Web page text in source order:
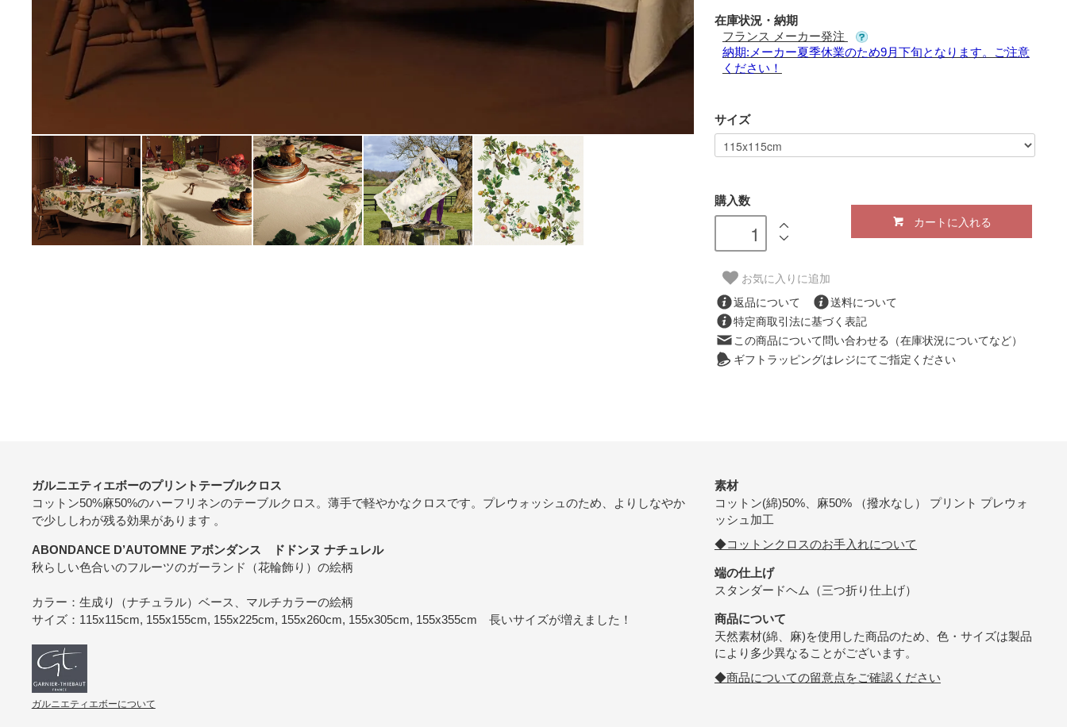
在庫状況・納期
フランス メーカー発注
納期:メーカー夏季休業のため9月下旬となります。ご注意
ください！
サイズ
購入数
カートに入れる
お気に入りに追加
返品について
送料について
特定商取引法に基づく表記
この商品について問い合わせる（在庫状況についてなど）
ギフトラッピングはレジにてご指定ください
ガルニエティエボーのプリントテーブルクロス
コットン50%麻50%のハーフリネンのテーブルクロス。薄手で軽やかなクロスです。プレウォッシュのため、よりしなやか
で少ししわが残る効果があります 。
ABONDANCE D’AUTOMNE アボンダンス ドドンヌ ナチュレル
秋らしい色合いのフルーツのガーランド（花輪飾り）の絵柄
カラー：生成り（ナチュラル）ベース、マルチカラーの絵柄
サイズ：115x115cm, 155x155cm, 155x225cm, 155x260cm, 155x305cm, 155x355cm 長いサイズが増えました！
ガルニエティエボーについて
素材
コットン(綿)50%、麻50% （撥水なし） プリント プレウォ
ッシュ加工
◆コットンクロスのお手入れについて
端の仕上げ
スタンダードヘム（三つ折り仕上げ）
商品について
天然素材(綿、麻)を使用した商品のため、色・サイズは製品
により多少異なることがございます。
◆商品についての留意点をご確認ください